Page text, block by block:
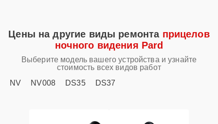
Цены на другие виды ремонта прицелов
ночного видения Pard
Выберите модель вашего устройства и узнайте
стоимость всех видов работ
NV
NV008 DS35 DS37